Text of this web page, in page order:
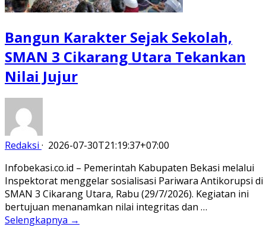
Bangun Karakter Sejak Sekolah,
SMAN 3 Cikarang Utara Tekankan
Nilai Jujur
Redaksi · 2026-07-30T21:19:37+07:00
Infobekasi.co.id – Pemerintah Kabupaten Bekasi melalui
Inspektorat menggelar sosialisasi Pariwara Antikorupsi di
SMAN 3 Cikarang Utara, Rabu (29/7/2026). Kegiatan ini
bertujuan menanamkan nilai integritas dan …
Selengkapnya →